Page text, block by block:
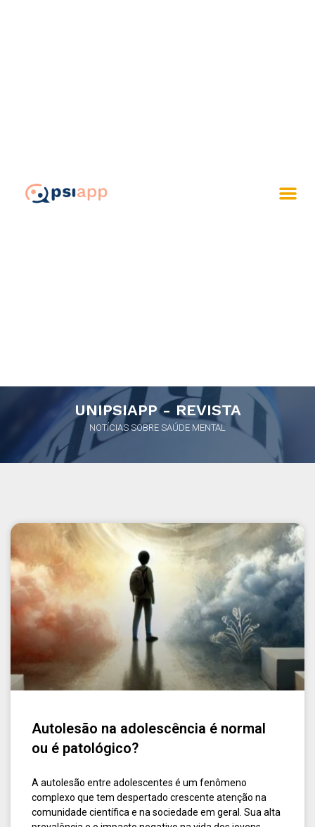
UNIPSIAPP - REVISTA
NOTÍCIAS SOBRE SAÚDE MENTAL
Autolesão na adolescência é normal
ou é patológico?
A autolesão entre adolescentes é um fenômeno
complexo que tem despertado crescente atenção na
comunidade científica e na sociedade em geral. Sua alta